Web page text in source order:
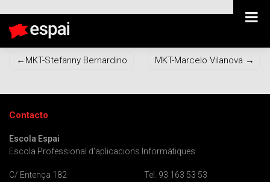
Navegación
entradas
MKT-Stefanny Bernardino MKT-Marcelo Vilanova
Contacto
Escola Espai
Escola Professional d'aplicacions Informàtiques
C/ Entença 182
Tel. 93 163 53 53